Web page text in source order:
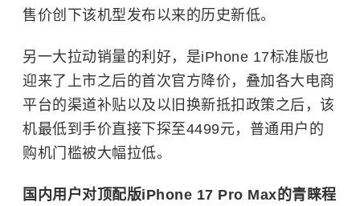
售价创下该机型发布以来的历史新低。
另一大拉动销量的利好，是iPhone 17标准版也
迎来了上市之后的首次官方降价，叠加各大电商
平台的渠道补贴以及以旧换新抵扣政策之后，该
机最低到手价直接下探至4499元，普通用户的
购机门槛被大幅拉低。
国内用户对顶配版iPhone 17 Pro Max的青睐程